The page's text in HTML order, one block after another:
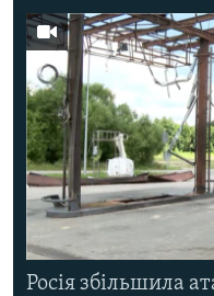
Росія збільшила